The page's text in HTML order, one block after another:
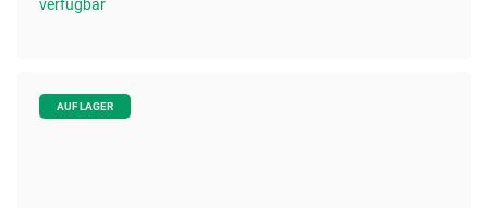
verfügbar
AUF LAGER